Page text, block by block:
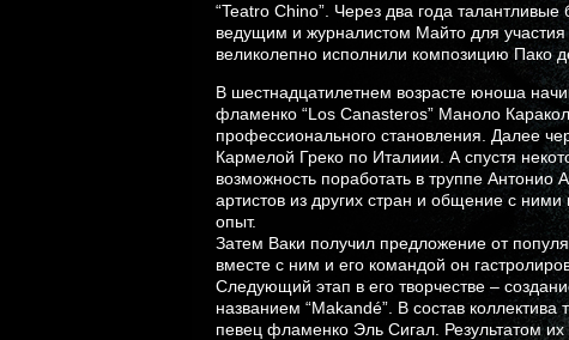
“Teatro Chino”. Через два года
ведущим и журналистом Майто для
великолепно исполнили композицию Пако
В шестнадцатилетнем возрасте юноша
фламенко “Los Canasteros” Маноло
профессионального становления. Далее
Кармелой Греко по Италиии. А спустя
возможность поработать в труппе Антонио
артистов из других стран и общение с
опыт.
Затем Ваки получил предложение от
вместе с ним и его командой он
Следующий этап в его творчестве –
названием “Makandé”. В состав
певец фламенко Эль Сигал. Результатом